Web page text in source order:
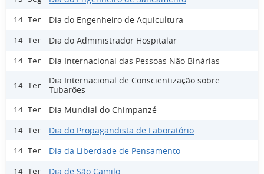
14 Ter Dia do Engenheiro de Aquicultura
14 Ter Dia do Administrador Hospitalar
14 Ter Dia Internacional das Pessoas Não Binárias
14 Ter
Dia Internacional de Conscientização sobre
Tubarões
14 Ter Dia Mundial do Chimpanzé
14 Ter Dia do Propagandista de Laboratório
14 Ter Dia da Liberdade de Pensamento
14 Ter Dia de São Camilo